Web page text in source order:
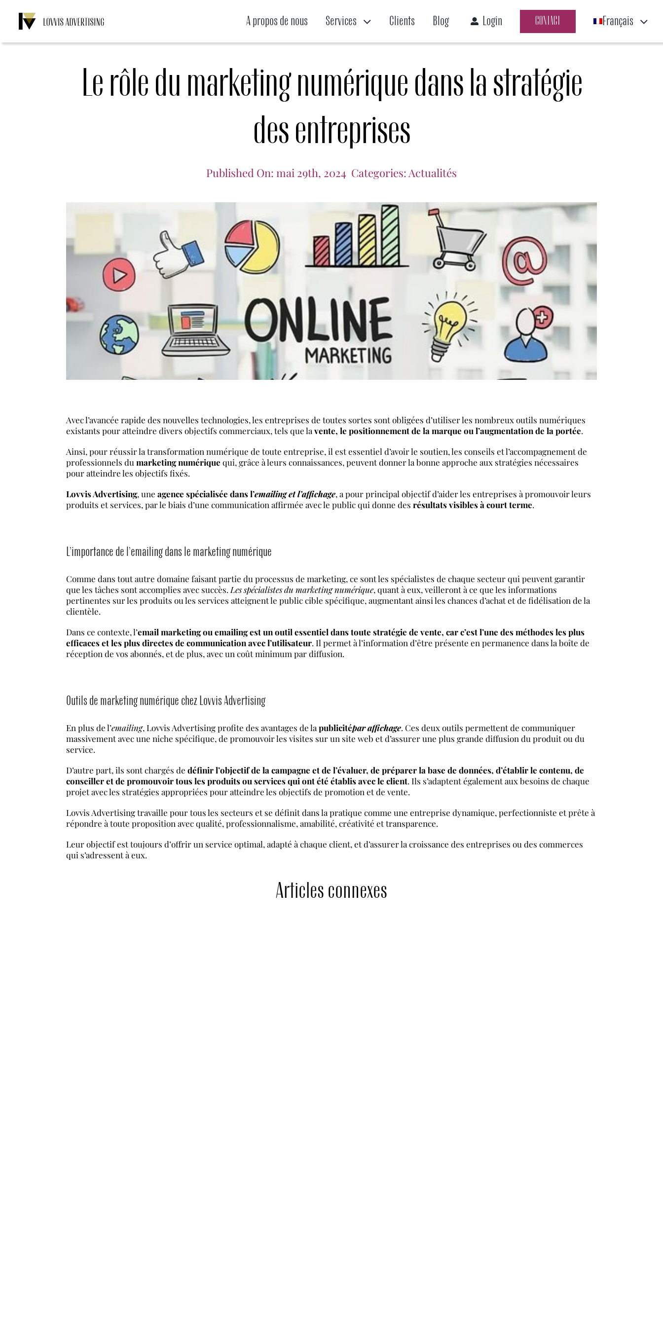
content
A propos de nous Services Clients Blog Login CONTACT Français
Le rôle du marketing numérique dans la stratégie
des entreprises
Published On: mai 29th, 2024 Categories:Actualités
Avec l’avancée rapide des nouvelles technologies, les entreprises de toutes sortes sont obligées d’utiliser les nombreux outils numériques
existants pour atteindre divers objectifs commerciaux, tels que lavente, le positionnement de la marque ou l’augmentation de la portée.
Ainsi, pour réussir la transformation numérique de toute entreprise, il est essentiel d’avoir le soutien, les conseils et l’accompagnement de
professionnels dumarketing numérique qui, grâce à leurs connaissances, peuvent donner la bonne approche aux stratégies nécessaires
pour atteindre les objectifs fixés.
Lovvis Advertising, uneagence spécialisée dans l’emailing et l’affichage, a pour principal objectif d’aider les entreprises à promouvoir leurs
produits et services, par le biais d’une communication affirmée avec le public qui donne desrésultats visibles à court terme.
L’importance de l’emailing dans le marketing numérique
Comme dans tout autre domaine faisant partie du processus de marketing, ce sont les spécialistes de chaque secteur qui peuvent garantir
que les tâches sont accomplies avec succès. Les spécialistes du marketing numérique, quant à eux, veilleront à ce que les informations
pertinentes sur les produits ou les services atteignent le public cible spécifique, augmentant ainsi les chances d’achat et de fidélisation de la
clientèle.
Dans ce contexte, l’email marketing ou emailing est un outil essentiel dans toute stratégie de vente, car c’est l’une des méthodes les plus
efficaces et les plus directes de communication avec l’utilisateur. Il permet à l’information d’être présente en permanence dans la boîte de
réception de vos abonnés, et de plus, avec un coût minimum par diffusion.
Outils de marketing numérique chez Lovvis Advertising
En plus de l’emailing, Lovvis Advertising profite des avantages de lapublicitépar affichage. Ces deux outils permettent de communiquer
massivement avec une niche spécifique, de promouvoir les visites sur un site web et d’assurer une plus grande diffusion du produit ou du
service.
D’autre part, ils sont chargés dedéfinir l’objectif de la campagne et de l’évaluer, de préparer la base de données, d’établir le contenu, de
conseiller et de promouvoir tous les produits ou services qui ont été établis avec le client. Ils s’adaptent également aux besoins de chaque
projet avec les stratégies appropriées pour atteindre les objectifs de promotion et de vente.
Lovvis Advertising travaille pour tous les secteurs et se définit dans la pratique comme une entreprise dynamique, perfectionniste et prête à
répondre à toute proposition avec qualité, professionnalisme, amabilité, créativité et transparence.
Leur objectif est toujours d’offrir un service optimal, adapté à chaque client, et d’assurer la croissance des entreprises ou des commerces
qui s’adressent à eux.
Articles connexes